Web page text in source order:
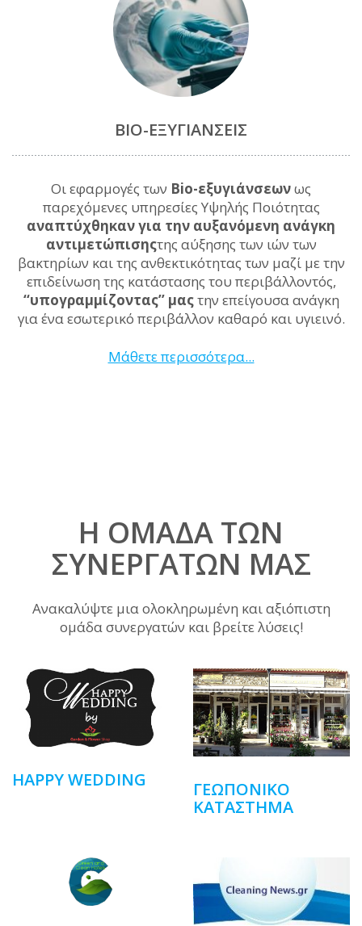
BIO-ΕΞΥΓΙΆΝΣΕΙΣ
Οι εφαρμογές των Bio-εξυγιάνσεωνως
παρεχόμενες υπηρεσίες Υψηλής Ποιότητας
αναπτύχθηκαν για την αυξανόμενη ανάγκη
αντιμετώπισηςτης αύξησης των ιών των
βακτηρίων και της ανθεκτικότητας των μαζί με την
επιδείνωση της κατάστασης του περιβάλλοντός,
‘‘υπογραμμίζοντας’’ μαςτην επείγουσα ανάγκη
για ένα εσωτερικό περιβάλλον καθαρό και υγιεινό.
Μάθετε περισσότερα...
Η ΟΜΆΔΑ ΤΩΝ
ΣΥΝΕΡΓΑΤΏΝ ΜΑΣ
Ανακαλύψτε μια ολοκληρωμένη και αξιόπιστη
ομάδα συνεργατών και βρείτε λύσεις!
HAPPY WEDDING
ΓΕΩΠΟΝΙΚΌ
ΚΑΤΆΣΤΗΜΑ